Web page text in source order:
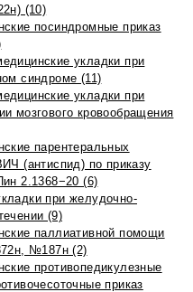
(10)
посиндромные приказ
укладки при
синдроме (11)
укладки при
мозгового кровообращения
парентеральных
(антиспид) по приказу
2.1368−20 (6)
при желудочно-
(9)
паллиативной помощи
№187н (2)
противопедикулезные
приказ